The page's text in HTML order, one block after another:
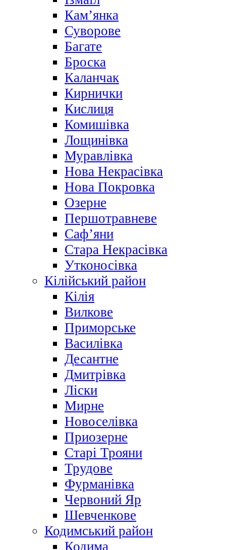
Кам’янка
Суворове
Багате
Броска
Каланчак
Кирнички
Кислиця
Комишівка
Лощинівка
Муравлівка
Нова Некрасівка
Нова Покровка
Озерне
Першотравневе
Саф’яни
Стара Некрасівка
Утконосівка
Кілійський район
Кілія
Вилкове
Приморське
Василівка
Десантне
Дмитрівка
Ліски
Мирне
Новоселівка
Приозерне
Старі Трояни
Трудове
Фурманівка
Червоний Яр
Шевченкове
Кодимський район
Кодима